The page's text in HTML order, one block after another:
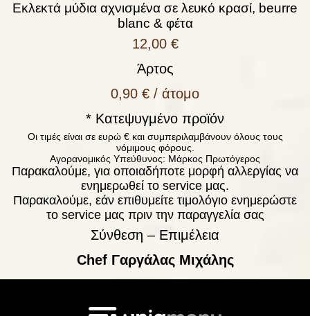
Εκλεκτά μύδια αχνισμένα σε λευκό κρασί, beurre
blanc & φέτα
12,00 €
Άρτος
0,90 € / άτομο
* Κατεψυγμένο προϊόν
Οι τιμές είναι σε ευρώ € και συμπεριλαμβάνουν όλους τους
νόμιμους φόρους.
Αγορανομικός Υπεύθυνος: Μάρκος Πρωτόγερος
Παρακαλούμε, για οποιαδήποτε μορφή αλλεργίας να
ενημερωθεί το service μας.
Παρακαλούμε, εάν επιθυμείτε τιμολόγιο ενημερώστε
το service μας πριν την παραγγελία σας
Σύνθεση – Επιμέλεια
Chef Γαργάλας Μιχάλης